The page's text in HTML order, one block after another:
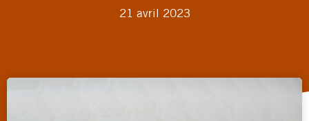
21 avril 2023